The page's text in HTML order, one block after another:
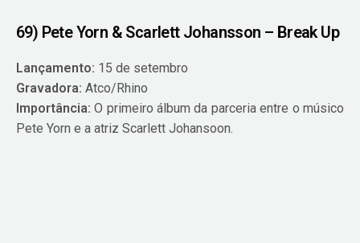
69) Pete Yorn & Scarlett Johansson – Break Up
Lançamento: 15 de setembro
Gravadora: Atco/Rhino
Importância:O primeiro álbum da parceria entre o músico
Pete Yorn e a atriz Scarlett Johansoon.